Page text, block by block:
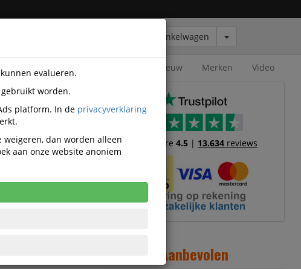
Winkelwagen
Nieuw Merken Video
Trustscore4.5 | 13.634 reviews
Aanbevolen
evalueren.
worden.
platform. In de privacyverklaring
dan worden alleen
aan onze website anoniem